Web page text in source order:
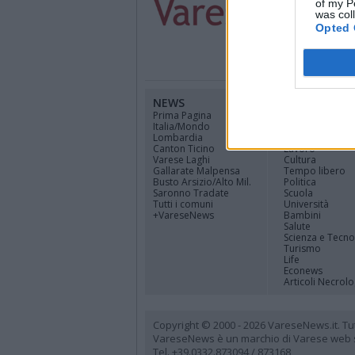
of my
was
Opted
NEWS
Prima Pagina
Italia/Mondo
Lombardia
Canton Ticino
Varese Laghi
Gallarate Malpensa
Busto Arsizio/Alto Mil.
Saronno Tradate
Tutti i comuni
+VareseNews
Lavoro
Cultura
Tempo libero
Politica
Scuola
Università
Bambini
Salute
Scienza e
Turismo
Life
Econews
Articoli
Copyright © 2000 - 2026 VareseNews.it.
VareseNews è un marchio di Varese web
Tel. +39.0332.873094 / 873168